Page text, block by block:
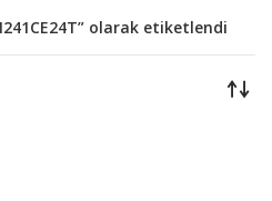
olarak etiketlendi